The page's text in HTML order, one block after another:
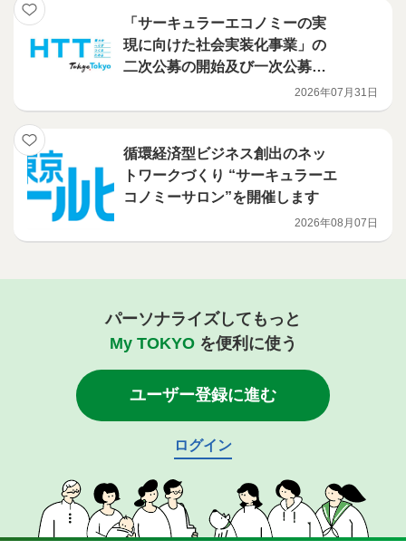
「サーキュラーエコノミーの実
現に向けた社会実装化事業」の
二次公募の開始及び一次公募の
2026年07月31日
循環経済型ビジネス創出のネッ
トワークづくり “サーキュラーエ
コノミーサロン”を開催します
2026年08月07日
パーソナライズしてもっと
My TOKYOを便利に使う
ユーザー登録に進む
ログイン